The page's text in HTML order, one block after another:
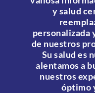
y salud
personalizada
de nuestros
Su salud es
alentamos a
nuestros
óptimo